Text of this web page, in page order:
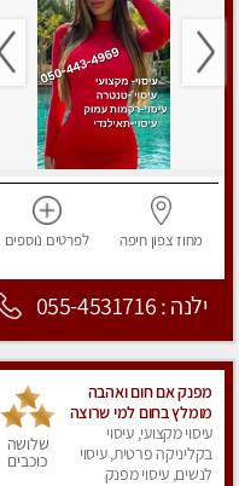
מחוז צפוןחיפה לפרטים נוספים
ילנה : 055-4531716
מפנק אם חום ואהבה
מומלץ בחום למי שרוצה
להירגע- מומלץ לחלוטין!
פרטי!
עיסוי מקצועי, עיסוי
בקליניקה פרטית, עיסוי
לנשים, עיסוי מפנק
שלושה
כוכבים